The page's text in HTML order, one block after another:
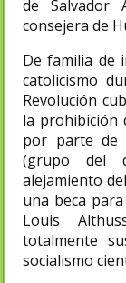
de Salvador
consejera de
De familia de
catolicismo
Revolución
la prohibición
por parte de
(grupo del
alejamiento
una beca
Louis
totalmente
socialismo